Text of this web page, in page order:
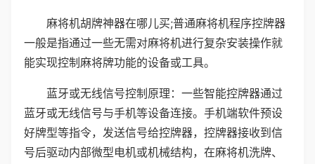
麻将机胡牌神器在哪儿买;普通麻将机程序控牌器
一般是指通过一些无需对麻将机进行复杂安装操作就
能实现控制麻将牌功能的设备或工具。
蓝牙或无线信号控制原理：一些智能控牌器通过
蓝牙或无线信号与手机等设备连接。手机端软件预设
好牌型等指令，发送信号给控牌器，控牌器接收到信
号后驱动内部微型电机或机械结构，在麻将机洗牌、